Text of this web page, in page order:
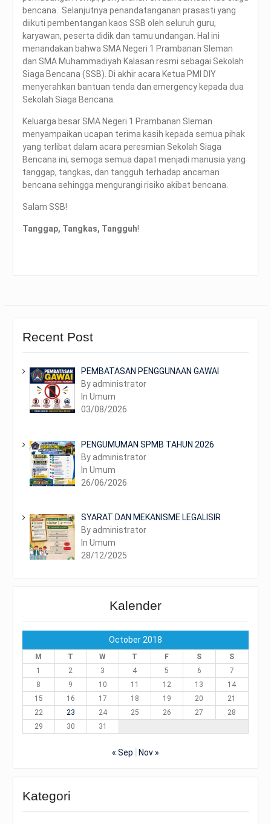
bencana. Selanjutnya penandatanganan prasasti yang
diikuti pembentangan kaos SSB oleh seluruh guru,
karyawan, peserta didik dan tamu undangan. Hal ini
menandakan bahwa SMA Negeri 1 Prambanan Sleman
dan SMA Muhammadiyah Kalasan resmi sebagai Sekolah
Siaga Bencana (SSB). Di akhir acara Ketua PMI DIY
menyerahkan bantuan tenda dan emergency kepada dua
Sekolah Siaga Bencana.
Keluarga besar SMA Negeri 1 Prambanan Sleman
menyampaikan ucapan terima kasih kepada semua pihak
yang terlibat dalam acara peresmian Sekolah Siaga
Bencana ini, semoga semua dapat menjadi manusia yang
tanggap, tangkas, dan tangguh terhadap ancaman
bencana sehingga mengurangi risiko akibat bencana.
Salam SSB!
Tanggap, Tangkas, Tangguh!
Recent Post
PEMBATASAN PENGGUNAAN GAWAI
By administrator
In Umum
03/08/2026
PENGUMUMAN SPMB TAHUN 2026
By administrator
In Umum
26/06/2026
SYARAT DAN MEKANISME LEGALISIR
By administrator
In Umum
28/12/2025
Kalender
October 2018
M T W T F S
S
1
2 3 4 5 6
7
8
9 10 11 12 13
14
15
16 17 18 19 20
21
22
23 24 25 26 27
28
29
30 31
« Sep Nov »
Kategori